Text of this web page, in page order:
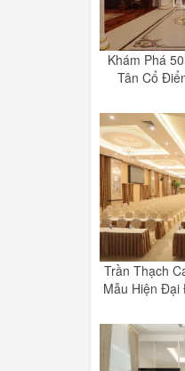
Khám Phá
Tân Cổ
Trần Thạch
Mẫu Hiện Đại